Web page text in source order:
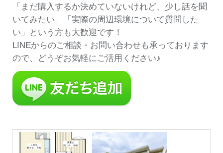
「まだ購入するか決めていないけれど、少し話を聞
いてみたい」「実際の周辺環境について質問した
い」という方も大歓迎です！
LINEからのご相談・お問い合わせも承っております
ので、どうぞお気軽にご活用ください♪